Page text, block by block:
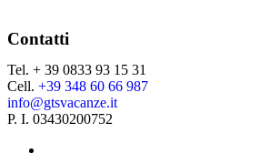
Contatti
Tel. + 39 0833 93 15 31
Cell. +39 348 60 66 987
info@gtsvacanze.it
P. I. 03430200752